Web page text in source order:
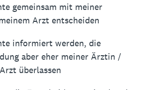
gemeinsam mit meiner
Arzt entscheiden
informiert werden, die
aber eher meiner Ärztin /
überlassen